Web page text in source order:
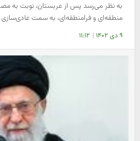
به نظر می‌رسد پس از عربستان، نوبت به
منطقه‌ای و فرامنطقه‌ای، به سمت
۹ دی ۱۴۰۲ | ۱۱:۱۲